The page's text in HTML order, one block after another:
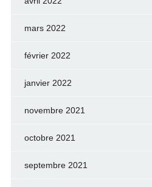
mars 2022
février 2022
janvier 2022
novembre 2021
octobre 2021
septembre 2021